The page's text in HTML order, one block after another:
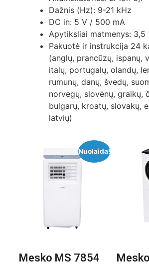
Dažnis (Hz): 9-21 kHz
DC in: 5 V / 500 mA
Apytiksliai matmenys: 3,5
Pakuotė ir instrukcija 24
(anglų, prancūzų, ispanų,
italų, portugalų, olandų,
rumunų, danų, švedų,
norvegų, slovėnų, graikų,
bulgarų, kroatų, slovakų,
latvių)
Nuolaida!
Mesko MS 7854